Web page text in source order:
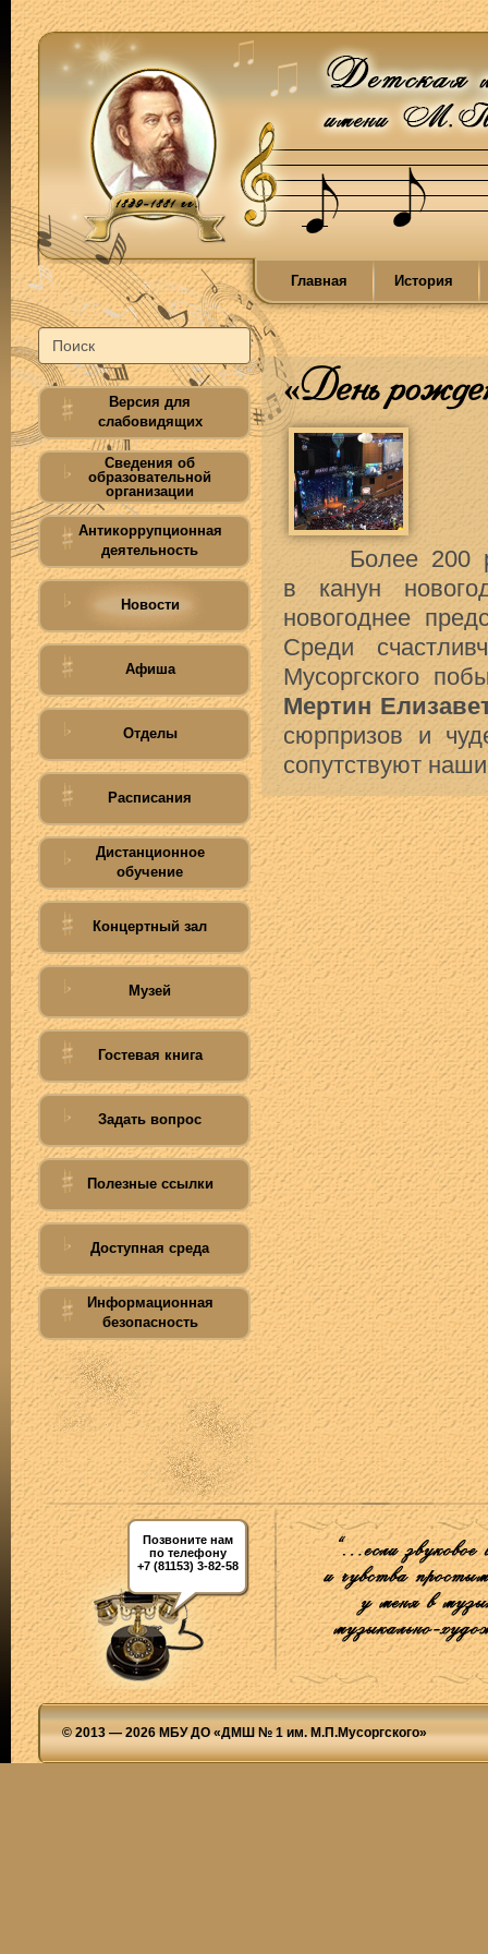
Главная История
Версия для
слабовидящих
Сведения об
образовательной
организации
Антикоррупционная
деятельность
Новости
Афиша
Отделы
Расписания
Дистанционное
обучение
Концертный зал
Музей
Гостевая книга
Задать вопрос
Полезные ссылки
Доступная среда
Информационная
безопасность
«День
Более 200
в канун
новогоднее
Среди
Мусоргского
Мертин
сюрпризов и
сопутствуют
Позвоните нам
по телефону
+7 (81153) 3-82-58
© 2013 — 2026 МБУ ДО «ДМШ № 1 им. М.П.Мусоргского»